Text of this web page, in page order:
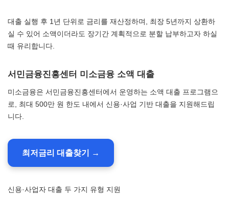
대출 실행 후 1년 단위로 금리를 재산정하며, 최장 5년까지 상환하
실 수 있어 소액이더라도 장기간 계획적으로 분할 납부하고자 하실
때 유리합니다.
서민금융진흥센터 미소금융 소액 대출
미소금융은 서민금융진흥센터에서 운영하는 소액 대출 프로그램으
로, 최대 500만 원 한도 내에서 신용·사업 기반 대출을 지원해드립
니다.
최저금리 대출찾기 →
신용·사업자 대출 두 가지 유형 지원